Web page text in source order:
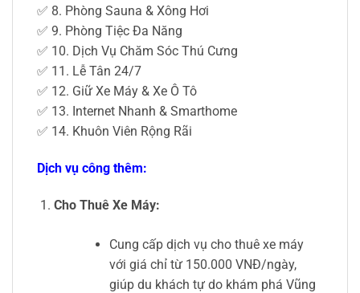
✅ 8. Phòng Sauna & Xông Hơi
✅ 9. Phòng Tiệc Đa Năng
✅ 10. Dịch Vụ Chăm Sóc Thú Cưng
✅ 11. Lễ Tân 24/7
✅ 12. Giữ Xe Máy & Xe Ô Tô
✅ 13. Internet Nhanh & Smarthome
✅ 14. Khuôn Viên Rộng Rãi
Dịch vụ công thêm:
Cho Thuê Xe Máy:
Cung cấp dịch vụ cho thuê xe máy
với giá chỉ từ 150.000 VNĐ/ngày,
giúp du khách tự do khám phá Vũng